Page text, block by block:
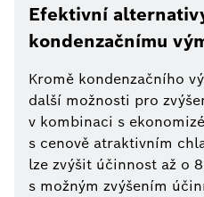
Efektivní
kondenzačnímu
Kromě kondenzačního
další možnosti pro
v kombinaci s
s cenově atraktivním
lze zvýšit účinnost až o
s možným zvýšením